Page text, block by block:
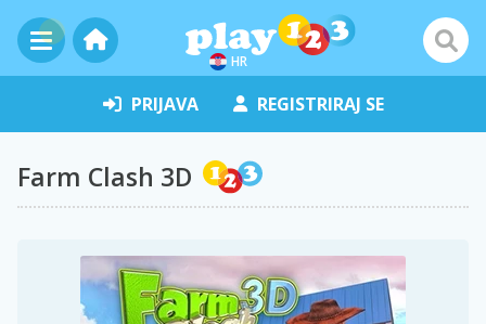
HR
PRIJAVA REGISTRIRAJ SE
Farm Clash 3D